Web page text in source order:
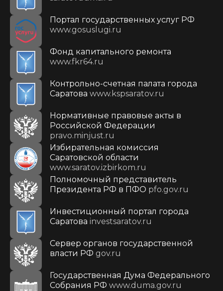
Портал государственных услуг РФ
www.gosuslugi.ru
Фонд капитального ремонта
www.fkr64.ru
Контрольно-счетная палата города
Саратова www.kspsaratov.ru
Нормативные правовые акты в
Российской Федерации
pravo.minjust.ru
Избирательная комиссия
Саратовской области
www.saratov.izbirkom.ru
Полномочный представитель
Президента РФ в ПФО pfo.gov.ru
Инвестиционный портал города
Саратова investsaratov.ru
Сервер органов государственной
власти РФ gov.ru
Государственная Дума Федерального
Собрания РФ www.duma.gov.ru